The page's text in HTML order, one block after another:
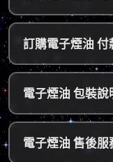
台灣本島：
a. 黑
～5
b.
2～5
延。
*提
訂購電子煙油 付
貨到付款：
使用
款項
款。
超商付款：
訂單
超商
電子煙油 包裝說
隱密包裝：
由於
物，
電子煙油 售後服